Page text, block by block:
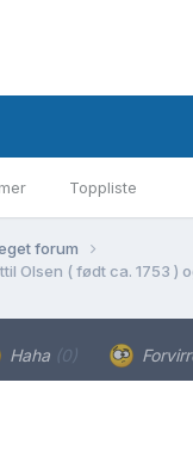
Toppliste
forum
Haha (0)